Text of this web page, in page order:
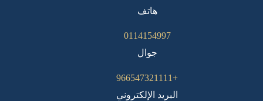
هاتف
0114154997
جوال
+966547321111
البريد الإلكتروني